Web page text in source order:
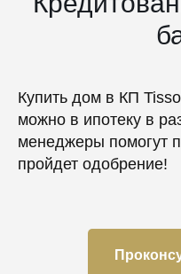
Купить дом в КП
можно в ипотеку в
менеджеры помогут
пройдет одобрение!